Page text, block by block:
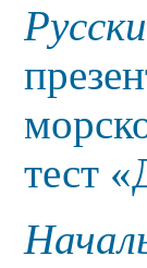
тест